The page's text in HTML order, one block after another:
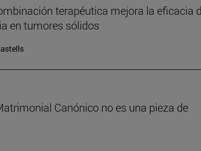
terapéutica mejora la eficacia
en tumores sólidos
Canónico no es una pieza de